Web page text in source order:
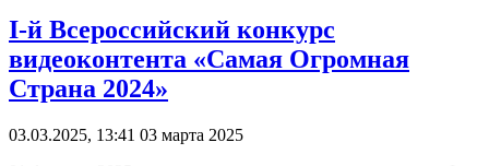
I-й Всероссийский конкурс
видеоконтента «Самая Огромная
Страна 2024»
03.03.2025, 13:41 03 марта 2025